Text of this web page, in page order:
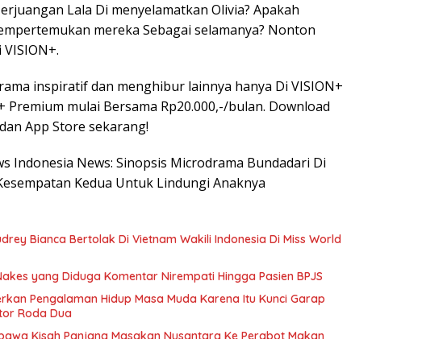
Lala Di menyelamatkan Olivia? Apakah
mereka Sebagai selamanya? Nonton
inspiratif dan menghibur lainnya hanya Di VISION+
mulai Bersama Rp20.000,-/bulan. Download
App Store sekarang!
Indonesia News: Sinopsis Microdrama Bundadari Di
Kedua Untuk Lindungi Anaknya
Bianca Bertolak Di Vietnam Wakili Indonesia Di Miss World
yang Diduga Komentar Nirempati Hingga Pasien BPJS
Pengalaman Hidup Masa Muda Karena Itu Kunci Garap
Roda Dua
Kisah Panjang Masakan Nusantara Ke Perabot Makan